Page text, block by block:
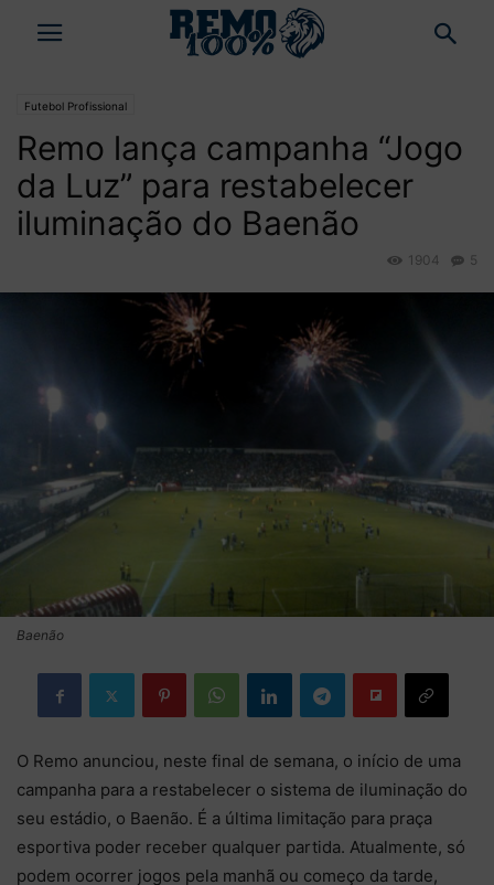
Futebol Profissional
Remo lança campanha “Jogo
da Luz” para restabelecer
iluminação do Baenão
5
1904
Baenão
O Remo anunciou, neste final de semana, o início de uma
campanha para a restabelecer o sistema de iluminação do
seu estádio, o Baenão. É a última limitação para praça
esportiva poder receber qualquer partida. Atualmente, só
podem ocorrer jogos pela manhã ou começo da tarde,